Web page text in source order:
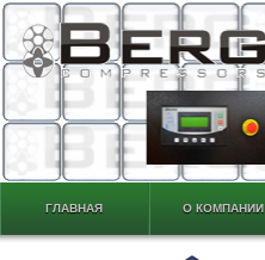
ГЛАВНАЯ О КОМПАНИИ